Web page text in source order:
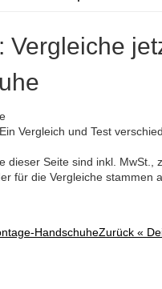
Vergleiche
Vergleich und Test
dieser Seite sind inkl. MwSt.,
für die Vergleiche stammen
HandschuheZurück «